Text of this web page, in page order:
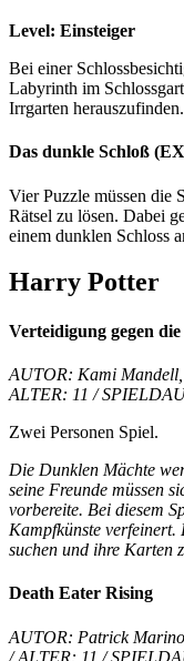
Level: Einsteiger
Bei einer
Labyrinth im
Irrgarten herauszufinden.
Das dunkle Schloß
Vier Puzzle müssen die
Rätsel zu lösen. Dabei
einem dunklen Schloss
Harry Potter
Verteidigung gegen
AUTOR: Kami
ALTER: 11 /
Zwei Personen Spiel.
Die Dunklen Mächte
seine Freunde müssen
vorbereite. Bei diesem
Kampfkünste verfeinert.
suchen und ihre Karten
Death Eater Rising
AUTOR: Patrick
/ ALTER: 11 /